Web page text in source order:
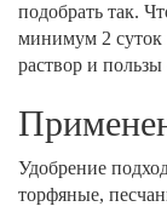
подобрать так.
минимум 2 суток
раствор и
Удобрение
торфяные,